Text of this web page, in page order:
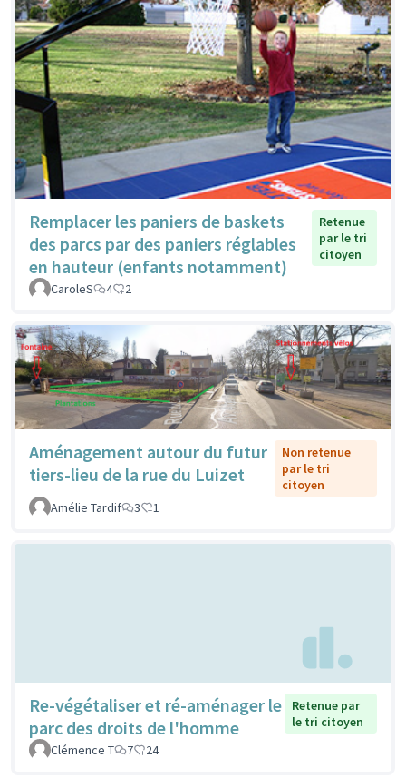
Remplacer les paniers de baskets
des parcs par des paniers réglables
en hauteur (enfants notamment)
Retenue
par le tri
citoyen
CaroleS 4 2
Aménagement autour du futur
tiers-lieu de la rue du Luizet
Non retenue
par le tri
citoyen
Amélie Tardif
3 1
Re-végétaliser et ré-aménager le
parc des droits de l'homme
Retenue par
le tri citoyen
Clémence T
7 24